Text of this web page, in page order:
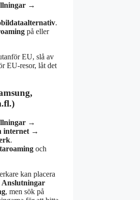
→
.
på eller
EU, slå av
EU-resor, låt det
→
internet →
.
och
kan placera
Anslutningar
, men sök på